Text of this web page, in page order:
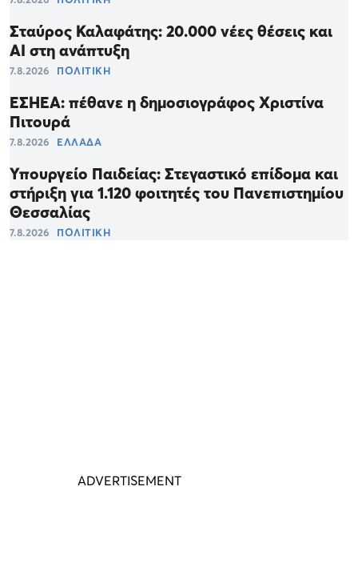
Σταύρος Καλαφάτης: 20.000 νέες θέσεις και
AI στη ανάπτυξη
7.8.2026 ΠΟΛΙΤΙΚΗ
ΕΣΗΕΑ: πέθανε η δημοσιογράφος Χριστίνα
Πιτουρά
7.8.2026 ΕΛΛΑΔΑ
Υπουργείο Παιδείας: Στεγαστικό επίδομα και
στήριξη για 1.120 φοιτητές του Πανεπιστημίου
Θεσσαλίας
7.8.2026 ΠΟΛΙΤΙΚΗ